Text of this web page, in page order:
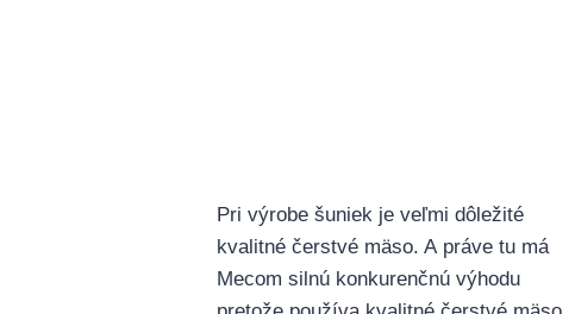
Pri výrobe šuniek je veľmi dôležité
kvalitné čerstvé mäso. A práve tu má
Mecom silnú konkurenčnú výhodu